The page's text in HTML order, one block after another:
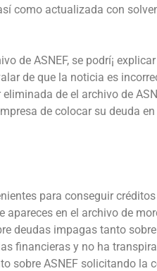
como actualizada con
de ASNEF, se podrí¡
de que la noticia es
de el archivo de
de colocar su deuda
para conseguir
apareces en el archivo de
deudas impagas tanto
financieras y no ha
sobre ASNEF solicitando la